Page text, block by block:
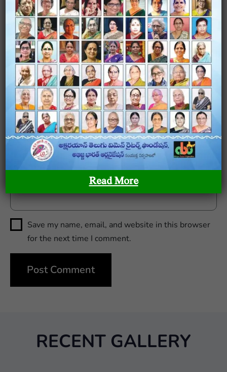
Name *
Email*
Website
Save my name, email, and website in this browser
for the next time I comment.
RECENT GALLERY
Read More